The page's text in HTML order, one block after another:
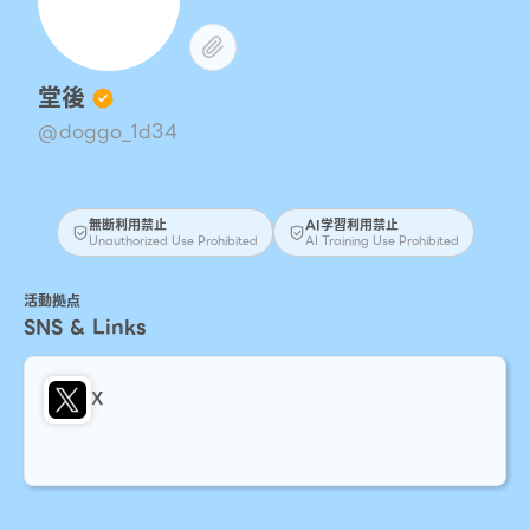
堂後
@doggo_1d34
無断利用禁止
Unauthorized Use Prohibited
AI学習利用禁止
AI Training Use Prohibited
活動拠点
SNS & Links
X